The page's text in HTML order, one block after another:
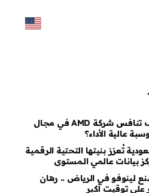
كيف تنافس شركة AMD في مجال
عالية الأداء؟
تُعزز بنيتها التحتية الرقمية
بيانات عالمي المستوى
لينوفو في الرياض .. رهان
على توقيت أكبر